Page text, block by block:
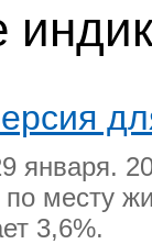
месту
3,6%.